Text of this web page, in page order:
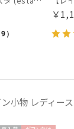
9）
￥
ン小物 レディ